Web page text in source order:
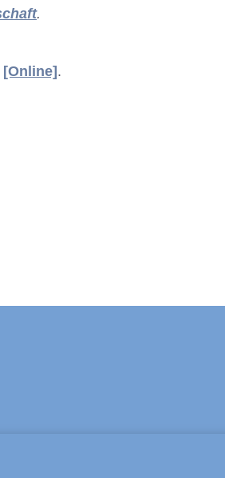
.
[Online] .